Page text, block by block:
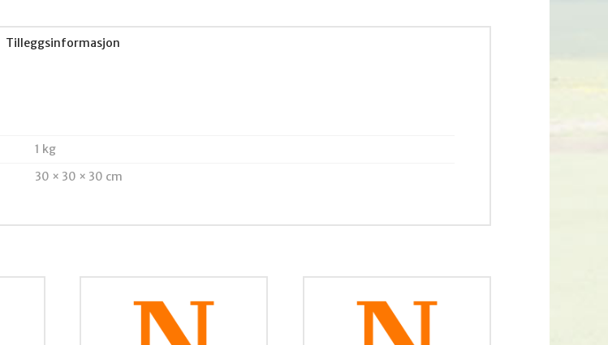
Tilleggsinformasjon
1 kg
30 × 30 × 30 cm